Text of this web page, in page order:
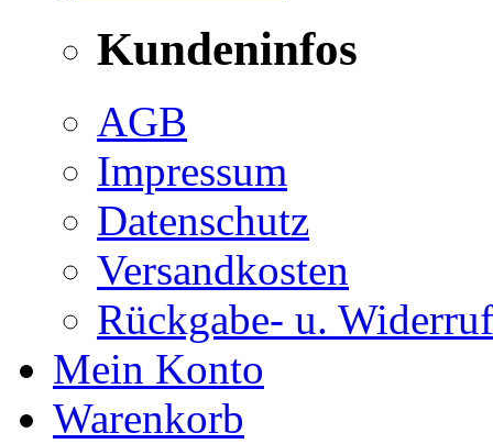
Kundeninfos
AGB
Impressum
Datenschutz
Versandkosten
Rückgabe- u.
Mein Konto
Warenkorb